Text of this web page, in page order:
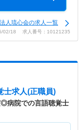
人琉心会の求人一覧
02/18 求人番号：10121235
士求人(正職員)
◎病院での言語聴覚士